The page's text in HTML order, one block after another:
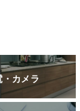
・カメラ